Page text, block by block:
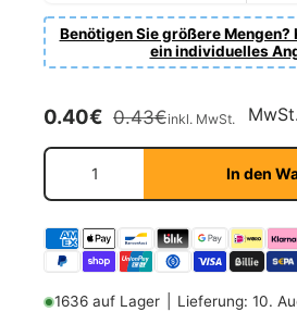
Benötigen Sie größere Mengen?
ein individuelles
Verkaufspreis
0.40€ Normaler Preis
0.43€inkl. MwSt.
Anzahl
In den
1636 auf Lager Lieferung: 10.